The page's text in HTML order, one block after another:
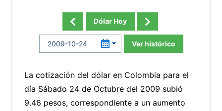
Dólar Hoy
Ver histórico
La cotización del dólar en Colombia para el
día Sábado 24 de Octubre del 2009 subió
9.46 pesos, correspondiente a un aumento